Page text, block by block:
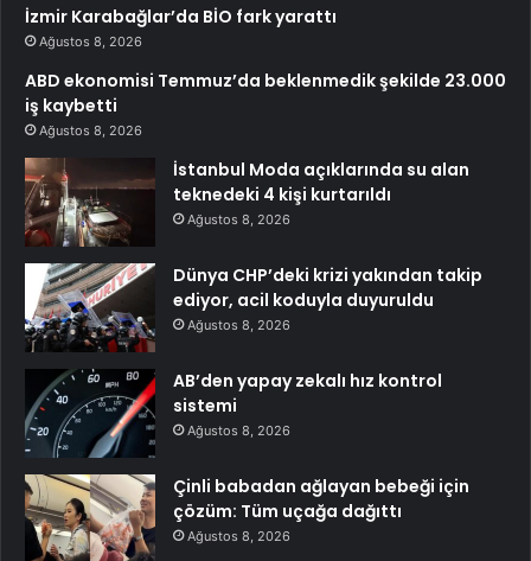
İzmir Karabağlar’da BİO fark yarattı
Ağustos 8, 2026
ABD ekonomisi Temmuz’da beklenmedik şekilde 23.000
iş kaybetti
Ağustos 8, 2026
İstanbul Moda açıklarında su alan
teknedeki 4 kişi kurtarıldı
Ağustos 8, 2026
Dünya CHP’deki krizi yakından takip
ediyor, acil koduyla duyuruldu
Ağustos 8, 2026
AB’den yapay zekalı hız kontrol
sistemi
Ağustos 8, 2026
Çinli babadan ağlayan bebeği için
çözüm: Tüm uçağa dağıttı
Ağustos 8, 2026